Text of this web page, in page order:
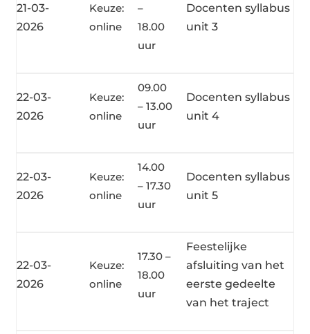
21-03-
2026
Keuze:
online
–
18.00
uur
Docenten syllabus
unit 3
22-03-
2026
Keuze:
online
09.00
– 13.00
uur
Docenten syllabus
unit 4
22-03-
2026
Keuze:
online
14.00
– 17.30
uur
Docenten syllabus
unit 5
22-03-
2026
Keuze:
online
17.30 –
18.00
uur
Feestelijke
afsluiting van het
eerste gedeelte
van het traject